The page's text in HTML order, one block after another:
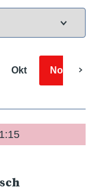
Okt Nov